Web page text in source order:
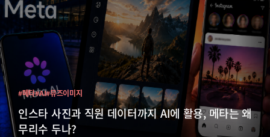
인스타 사진과 직원 데이터까지 AI에 활용, 메타는 왜
무리수 두나?
#메타#AI#뮤즈이미지